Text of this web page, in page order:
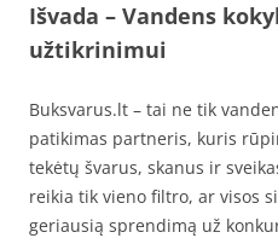
Išvada – Vandens
užtikrinimui
Buksvarus.lt – tai ne tik
patikimas partneris, kuris
tekėtų švarus, skanus ir
reikia tik vieno filtro, ar visos
geriausią sprendimą už